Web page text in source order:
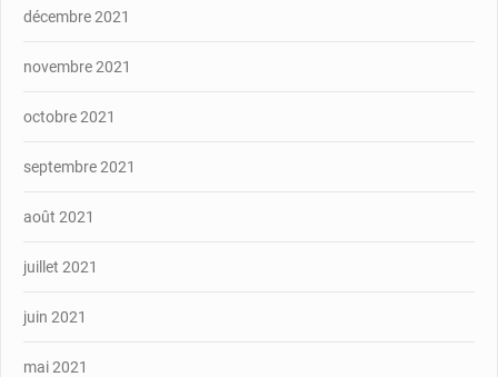
décembre 2021
novembre 2021
octobre 2021
septembre 2021
août 2021
juillet 2021
juin 2021
mai 2021